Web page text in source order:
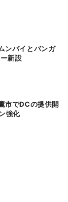
ンバイとバンガ
新設
市でDCの提供開
強化